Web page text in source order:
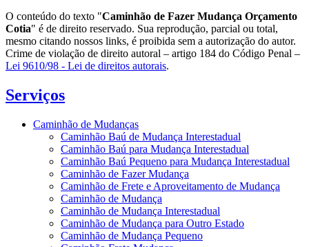
O conteúdo do texto "Caminhão de Fazer Mudança Orçamento
Cotia" é de direito reservado. Sua reprodução, parcial ou total,
mesmo citando nossos links, é proibida sem a autorização do autor.
Crime de violação de direito autoral – artigo 184 do Código Penal –
Lei 9610/98 - Lei de direitos autorais.
Serviços
Caminhão de Mudanças
Caminhão Baú de Mudança Interestadual
Caminhão Baú para Mudança Interestadual
Caminhão Baú Pequeno para Mudança Interestadual
Caminhão de Fazer Mudança
Caminhão de Frete e Aproveitamento de Mudança
Caminhão de Mudança
Caminhão de Mudança Interestadual
Caminhão de Mudança para Outro Estado
Caminhão de Mudança Pequeno